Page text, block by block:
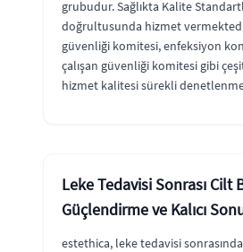
grubudur. Sağlıkta Kalite
doğrultusunda hizmet
güvenliği komitesi, enfeksiyon
çalışan güvenliği komitesi gibi
hizmet kalitesi sürekli
Leke Tedavisi Sonrası Cilt
Güçlendirme ve Kalıcı
estethica, leke tedavisi